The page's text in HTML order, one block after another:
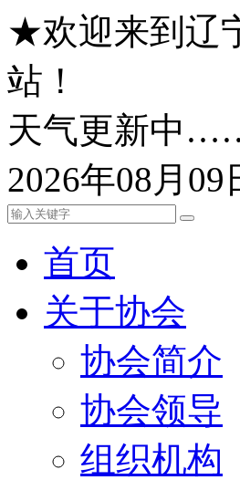
★欢迎来到辽
站！
天气更新中
2026年08月09
首页
关于协会
协会简介
协会领导
组织机构